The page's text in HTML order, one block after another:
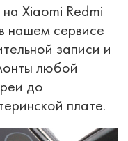
Xiaomi Redmi
нашем сервисе
записи и
любой
до
плате.